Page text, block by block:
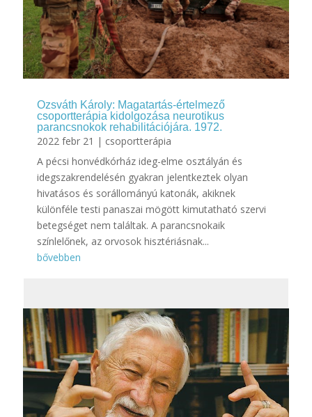
Ozsváth Károly: Magatartás-értelmező
csoportterápia kidolgozása neurotikus
parancsnokok rehabilitációjára. 1972.
2022 febr 21 | csoportterápia
A pécsi honvédkórház ideg-elme osztályán és
idegszakrendelésén gyakran jelentkeztek olyan
hivatásos és sorállományú katonák, akiknek
különféle testi panaszai mögött kimutatható szervi
betegséget nem találtak. A parancsnokaik
színlelőnek, az orvosok hisztériásnak...
bővebben